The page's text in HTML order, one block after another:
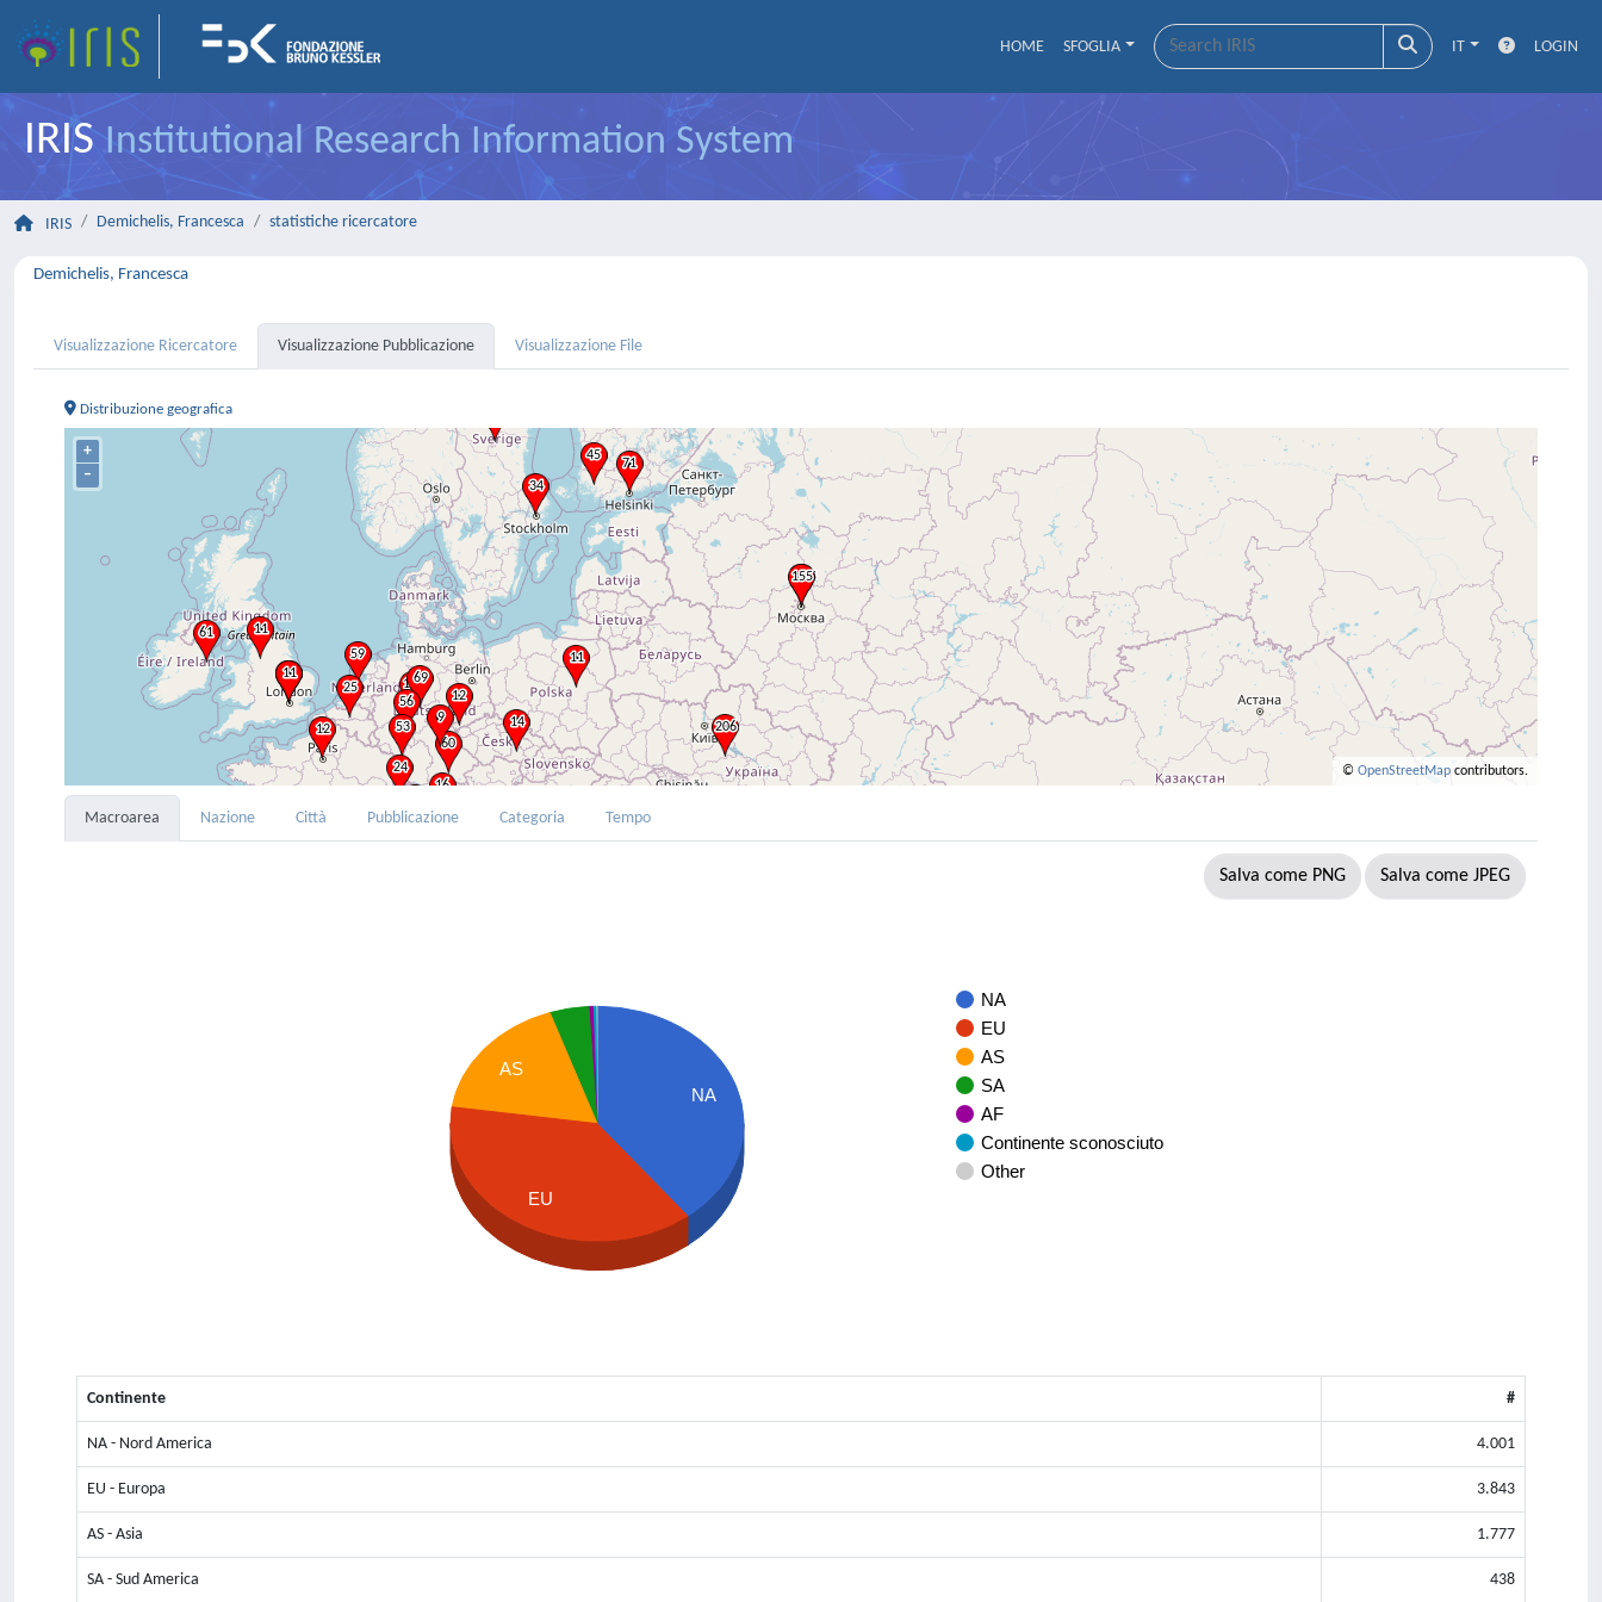
HOME SFOGLIA IT LOGIN
IRISInstitutional Research Information System
IRIS Demichelis, Francesca statistiche ricercatore
Demichelis, Francesca
Visualizzazione Ricercatore Visualizzazione Pubblicazione Visualizzazione File
Distribuzione geografica
+
–
© OpenStreetMap contributors.
Macroarea Nazione Città Pubblicazione Categoria Tempo
Salva come PNG Salva come JPEG
NA
EU
AS
SA
AF
Continente sconosciuto
Other
NA
AS
EU
Continente #
NA - Nord America 4.001
EU - Europa 3.843
AS - Asia 1.777
SA - Sud America 438